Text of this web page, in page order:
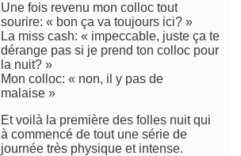
Une fois revenu mon colloc tout
sourire: « bon ça va toujours ici? »
La miss cash: « impeccable, juste ça te
dérange pas si je prend ton colloc pour
la nuit? »
Mon colloc: « non, il y pas de
malaise »
Et voilà la première des folles nuit qui
à commencé de tout une série de
journée très physique et intense.